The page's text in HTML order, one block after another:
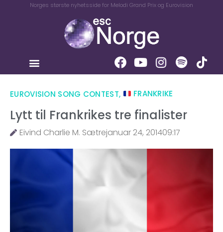
Norges største nyhetsside for Melodi Grand Prix og Eurovision
EUROVISION SONG CONTEST, FRANKRIKE
Lytt til Frankrikes tre finalister
Eivind Charlie M. Sætrejanuar 24, 201409:17